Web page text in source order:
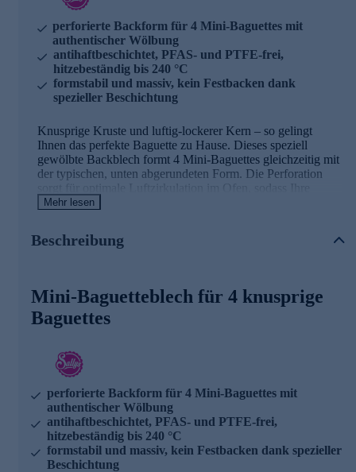
perforierte Backform für 4 Mini-Baguettes mit
authentischer Wölbung
antihaftbeschichtet, PFAS- und PTFE-frei,
hitzebeständig bis 240 °C
formstabil und massiv, kein Festbacken dank
spezieller Beschichtung
Knusprige Kruste und luftig-lockerer Kern – so gelingt
Ihnen das perfekte Baguette zu Hause. Dieses speziell
gewölbte Backblech formt 4 Mini-Baguettes gleichzeitig mit
der typischen, unten abgerundeten Form. Die Perforation
sorgt für optimale Luftzirkulation im Ofen, sodass Ihre
Baguettes rundum kross werden. Dank der hochwertigen
240 °C und spülmaschinengeeignet, wobei Handwäsche
einmal backen können – ideal für gesellige Runden oder
wenn spontan Besuch kommt.
Mehr lesen
Beschreibung
Mini-Baguetteblech für 4 knusprige
Baguettes
perforierte Backform für 4 Mini-Baguettes mit
authentischer Wölbung
antihaftbeschichtet, PFAS- und PTFE-frei,
hitzebeständig bis 240 °C
formstabil und massiv, kein Festbacken dank spezieller
Beschichtung